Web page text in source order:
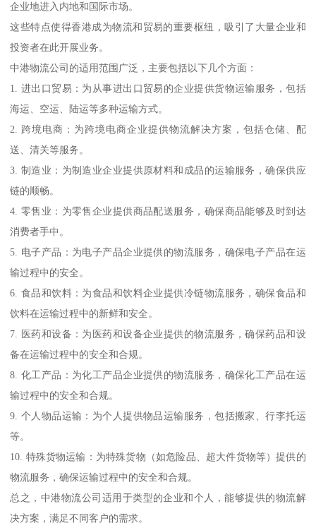
企业地进入内地和国际市场。
这些特点使得香港成为物流和贸易的重要枢纽，吸引了大量企业和
投资者在此开展业务。
中港物流公司的适用范围广泛，主要包括以下几个方面：
1. 进出口贸易：为从事进出口贸易的企业提供货物运输服务，包括
海运、空运、陆运等多种运输方式。
2. 跨境电商：为跨境电商企业提供物流解决方案，包括仓储、配
送、清关等服务。
3. 制造业：为制造业企业提供原材料和成品的运输服务，确保供应
链的顺畅。
4. 零售业：为零售企业提供商品配送服务，确保商品能够及时到达
消费者手中。
5. 电子产品：为电子产品企业提供的物流服务，确保电子产品在运
输过程中的安全。
6. 食品和饮料：为食品和饮料企业提供冷链物流服务，确保食品和
饮料在运输过程中的新鲜和安全。
7. 医药和设备：为医药和设备企业提供的物流服务，确保药品和设
备在运输过程中的安全和合规。
8. 化工产品：为化工产品企业提供的物流服务，确保化工产品在运
输过程中的安全和合规。
9. 个人物品运输：为个人提供物品运输服务，包括搬家、行李托运
等。
10. 特殊货物运输：为特殊货物（如危险品、超大件货物等）提供的
物流服务，确保运输过程中的安全和合规。
总之，中港物流公司适用于类型的企业和个人，能够提供的物流解
决方案，满足不同客户的需求。